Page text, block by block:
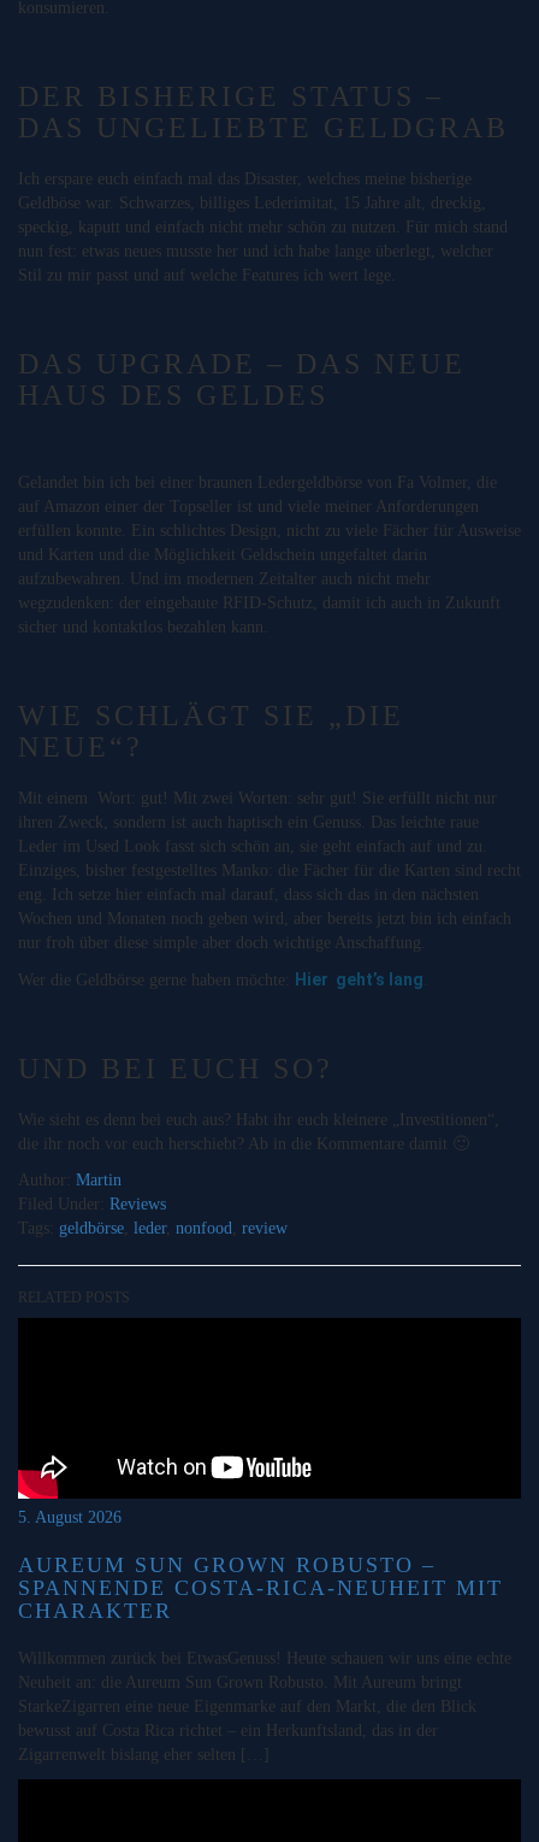
konsumieren.
DER BISHERIGE STATUS –
DAS UNGELIEBTE GELDGRAB
Ich erspare euch einfach mal das Disaster, welches meine bisherige
Geldböse war. Schwarzes, billiges Lederimitat, 15 Jahre alt, dreckig,
speckig, kaputt und einfach nicht mehr schön zu nutzen. Für mich stand
nun fest: etwas neues musste her und ich habe lange überlegt, welcher
Stil zu mir passt und auf welche Features ich wert lege.
DAS UPGRADE – DAS NEUE
HAUS DES GELDES
Gelandet bin ich bei einer braunen Ledergeldbörse von Fa Volmer, die
auf Amazon einer der Topseller ist und viele meiner Anforderungen
erfüllen konnte. Ein schlichtes Design, nicht zu viele Fächer für Ausweise
und Karten und die Möglichkeit Geldschein ungefaltet darin
aufzubewahren. Und im modernen Zeitalter auch nicht mehr
wegzudenken: der eingebaute RFID-Schutz, damit ich auch in Zukunft
sicher und kontaktlos bezahlen kann.
WIE SCHLÄGT SIE „DIE
NEUE“?
Mit einem Wort: gut! Mit zwei Worten: sehr gut! Sie erfüllt nicht nur
ihren Zweck, sondern ist auch haptisch ein Genuss. Das leichte raue
Leder im Used Look fasst sich schön an, sie geht einfach auf und zu.
Einziges, bisher festgestelltes Manko: die Fächer für die Karten sind recht
eng. Ich setze hier einfach mal darauf, dass sich das in den nächsten
Wochen und Monaten noch geben wird, aber bereits jetzt bin ich einfach
nur froh über diese simple aber doch wichtige Anschaffung.
Wer die Geldbörse gerne haben möchte: Hier geht’s lang
UND BEI EUCH SO?
Wie sieht es denn bei euch aus? Habt ihr euch kleinere „Investitionen“,
die ihr noch vor euch herschiebt? Ab in die Kommentare damit 🙂
Author: Martin
Filed Under: Reviews
Tags: geldbörse leder, nonfood review
RELATED POSTS
5. August 2026
AUREUM SUN GROWN ROBUSTO –
SPANNENDE COSTA-RICA-NEUHEIT MIT
CHARAKTER
Willkommen zurück bei EtwasGenuss! Heute schauen wir uns eine echte
Neuheit an: die Aureum Sun Grown Robusto. Mit Aureum bringt
StarkeZigarren eine neue Eigenmarke auf den Markt, die den Blick
bewusst auf Costa Rica richtet – ein Herkunftsland, das in der
Zigarrenwelt bislang eher selten […]